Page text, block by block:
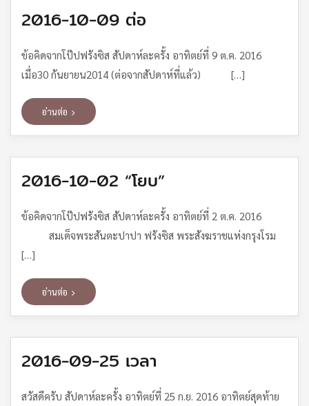
2016-10-09 ต่อ
ข้อคิดจากโป๊ปฟรังซิส สัปดาห์ละครั้ง อาทิตย์ที่ 9 ต.ค. 2016
เมื่อ30 กันยายน2014 (ต่อจากสัปดาห์ที่แล้ว) […]
อ่านต่อ
2016-10-02 “โยบ”
ข้อคิดจากโป๊ปฟรังซิส สัปดาห์ละครั้ง อาทิตย์ที่ 2 ต.ค. 2016
สมเด็จพระสันตะปาปา ฟรังซิส พระสังฆราชแห่งกรุงโรม
[…]
อ่านต่อ
2016-09-25 เวลา
สวัสดีครับ สัปดาห์ละครั้ง อาทิตย์ที่ 25 ก.ย. 2016 อาทิตย์สุดท้าย